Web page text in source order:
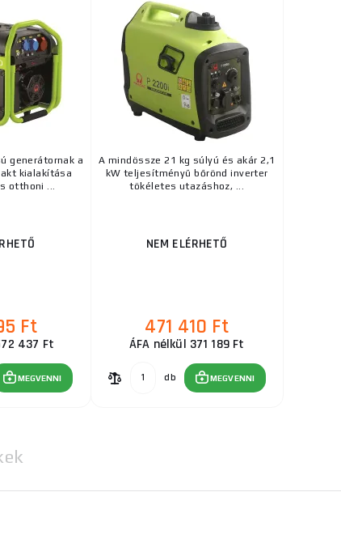
generátornak a
kialakítása
otthoni ...
Ft
437 Ft
MEGVENNI
A mindössze 21 kg súlyú és akár 2,1
kW teljesítményű bőrönd inverter
tökéletes utazáshoz, ...
NEM ELÉRHETŐ
471 410 Ft
ÁFA nélkül 371 189 Ft
db MEGVENNI